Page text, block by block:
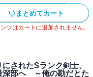
まとめてカート
ツはカートに追加されません。
されたSランク剣士、
深部へ ～俺の勘だとた